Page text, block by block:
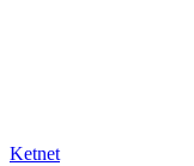
Ketnet